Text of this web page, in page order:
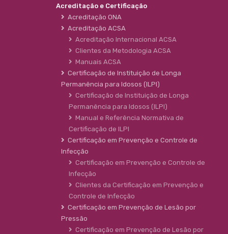
Acreditação e Certificação
Acreditação ONA
Acreditação ACSA
Acreditação Internacional ACSA
Clientes da Metodologia ACSA
Manuais ACSA
Certificação de Instituição de Longa
Permanência para Idosos (ILPI)
Certificação de Instituição de Longa
Permanência para Idosos (ILPI)
Manual e Referência Normativa de
Certificação de ILPI
Certificação em Prevenção e Controle de
Infecção
Certificação em Prevenção e Controle de
Infecção
Clientes da Certificação em Prevenção e
Controle de Infecção
Certificação em Prevenção de Lesão por
Pressão
Certificação em Prevenção de Lesão por